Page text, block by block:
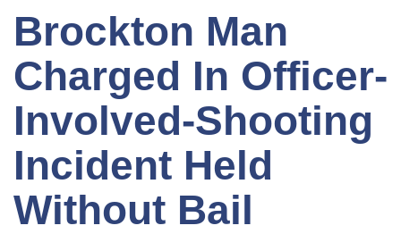
Brockton Man
Charged In Officer-
Involved-Shooting
Incident Held
Without Bail